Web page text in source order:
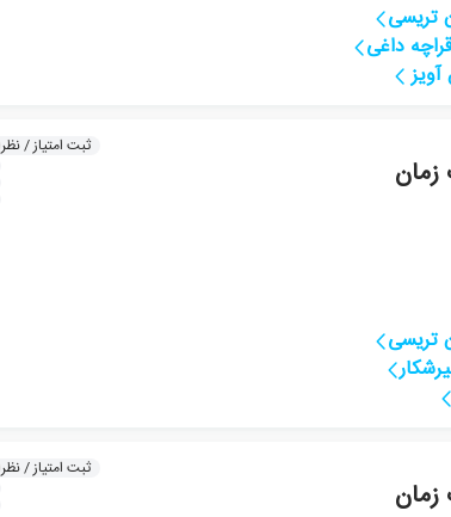
تریسی
داغی
ثبت امتیاز / نظر
تریسی
ثبت امتیاز / نظر